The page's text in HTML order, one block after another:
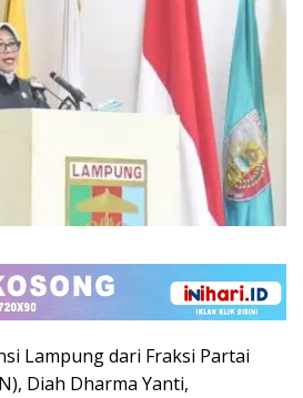
Lampung dari Fraksi Partai
Diah Dharma Yanti,